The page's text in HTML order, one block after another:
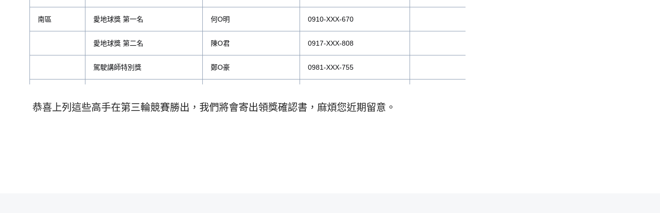
南區 愛地球獎 第一名 何O明 0910-XXX-670
愛地球獎 第二名 陳O君 0917-XXX-808
駕駛講師特別獎 鄭O豪 0981-XXX-755
恭喜上列這些高手在第三輪競賽勝出，我們將會寄出領獎確認書，麻煩您近期留意。